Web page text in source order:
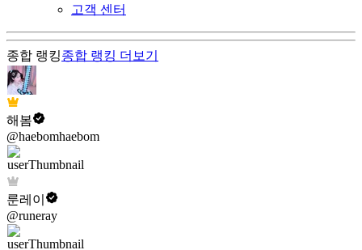
고객 센터
종합 랭킹종합 랭킹 더보기
해봄
@haebomhaebom
룬레이
@runeray